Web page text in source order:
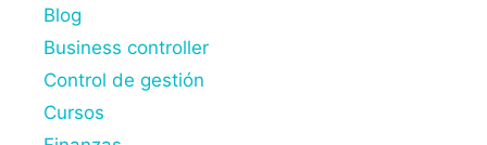
Blog
Business controller
Control de gestión
Cursos